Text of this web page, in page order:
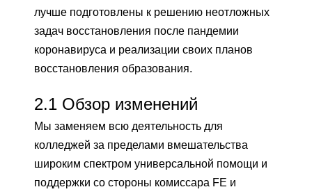
лучше подготовлены к решению неотложных
задач восстановления после пандемии
коронавируса и реализации своих планов
восстановления образования.
2.1 Обзор изменений
Мы заменяем всю деятельность для
колледжей за пределами вмешательства
широким спектром универсальной помощи и
поддержки со стороны комиссара FE и